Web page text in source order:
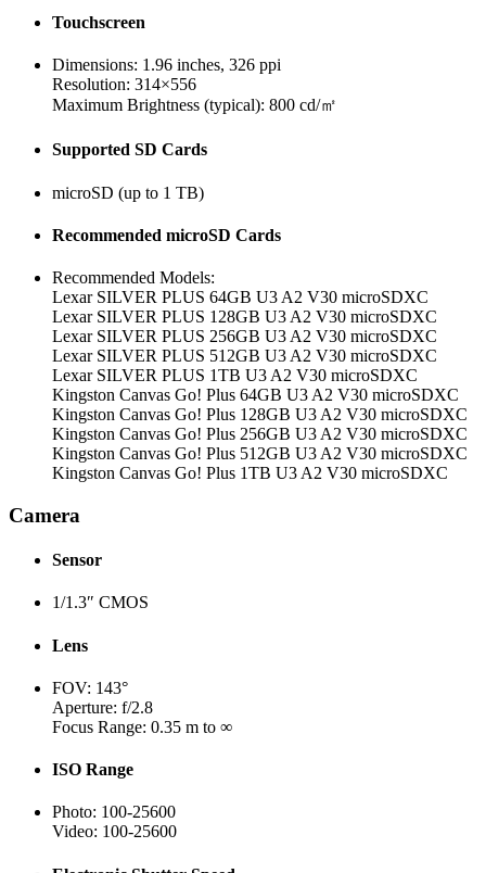
Touchscreen
Dimensions: 1.96 inches, 326 ppi
Resolution: 314×556
Maximum Brightness (typical): 800 cd/㎡
Supported SD Cards
microSD (up to 1 TB)
Recommended microSD Cards
Recommended Models:
Lexar SILVER PLUS 64GB U3 A2 V30 microSDXC
Lexar SILVER PLUS 128GB U3 A2 V30 microSDXC
Lexar SILVER PLUS 256GB U3 A2 V30 microSDXC
Lexar SILVER PLUS 512GB U3 A2 V30 microSDXC
Lexar SILVER PLUS 1TB U3 A2 V30 microSDXC
Kingston Canvas Go! Plus 64GB U3 A2 V30 microSDXC
Kingston Canvas Go! Plus 128GB U3 A2 V30 microSDXC
Kingston Canvas Go! Plus 256GB U3 A2 V30 microSDXC
Kingston Canvas Go! Plus 512GB U3 A2 V30 microSDXC
Kingston Canvas Go! Plus 1TB U3 A2 V30 microSDXC
Camera
Sensor
1/1.3″ CMOS
Lens
FOV: 143°
Aperture: f/2.8
Focus Range: 0.35 m to ∞
ISO Range
Photo: 100-25600
Video: 100-25600